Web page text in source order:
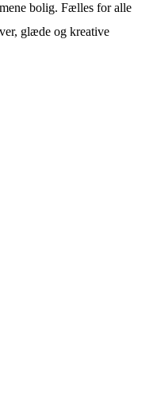
bolig. Fælles for alle
glæde og kreative